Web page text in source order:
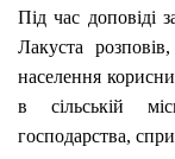
Під час доповіді
Лакуста
населення
в сільській
господарства,